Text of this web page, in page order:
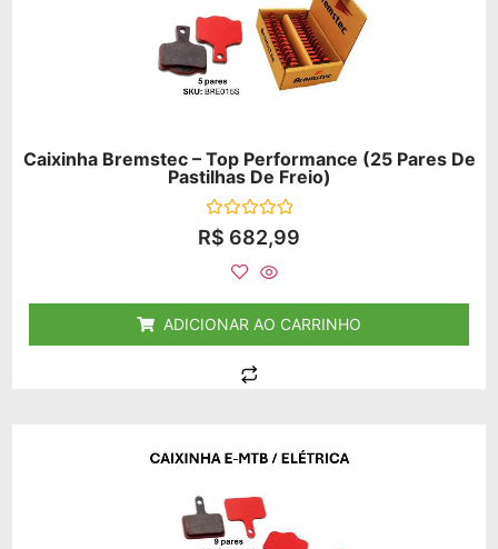
Caixinha Bremstec – Top Performance (25 Pares De
Pastilhas De Freio)
Avaliação
0
R$ 682,99
ADICIONAR AO CARRINHO